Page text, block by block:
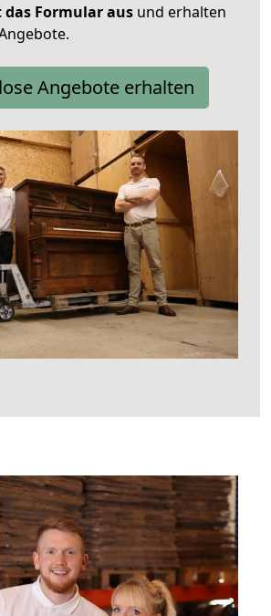
das Formular aus und erhalten
Angebote erhalten